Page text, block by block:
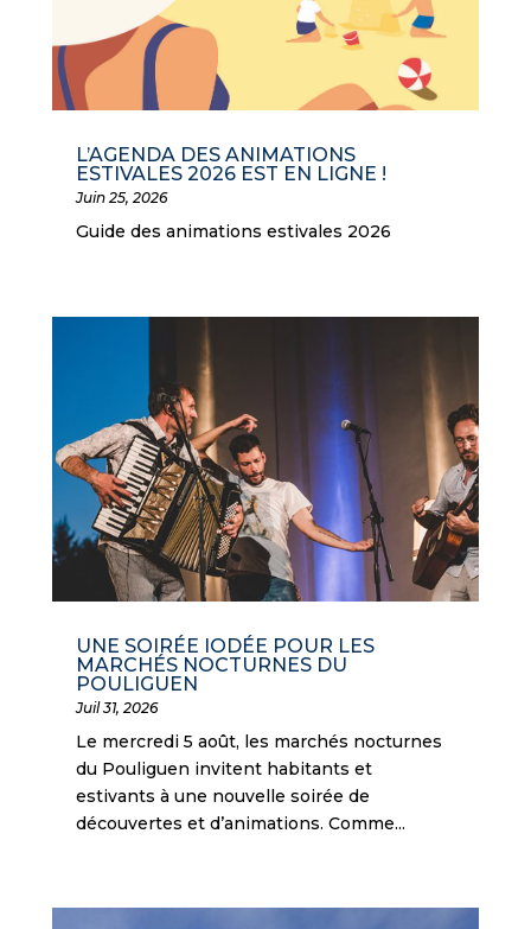
L’AGENDA DES ANIMATIONS
ESTIVALES 2026 EST EN LIGNE !
Juin 25, 2026
Guide des animations estivales 2026
UNE SOIRÉE IODÉE POUR LES
MARCHÉS NOCTURNES DU
POULIGUEN
Juil 31, 2026
Le mercredi 5 août, les marchés nocturnes
du Pouliguen invitent habitants et
estivants à une nouvelle soirée de
découvertes et d’animations. Comme...